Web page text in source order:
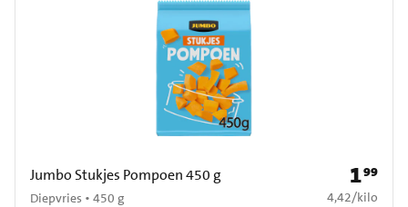
Jumbo Stukjes Pompoen 450 g
Diepvries • 450 g
Prijs: €
199
€ 4,42 per kilo
4,42/kilo